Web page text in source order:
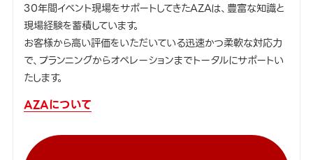
30年間イベント現場をサポートしてきたAZAは、豊富な知識と
現場経験を蓄積しています。
お客様から高い評価をいただいている迅速かつ柔軟な対応力
で、プランニングからオペレーションまでトータルにサポートい
たします。
AZAについて